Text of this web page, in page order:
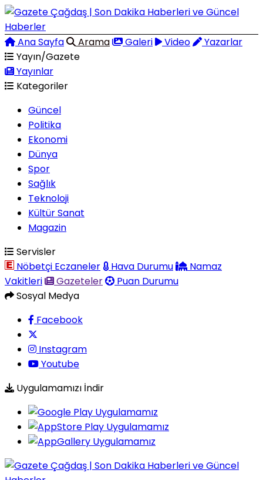
Ana Sayfa Arama Galeri Video
Yazarlar
Yayın/Gazete
Yayınlar
Kategoriler
Güncel
Politika
Ekonomi
Dünya
Spor
Sağlık
Teknoloji
Kültür Sanat
Magazin
Servisler
Nöbetçi Eczaneler
Hava Durumu
Namaz
Vakitleri
Gazeteler
Puan Durumu
Sosyal Medya
Facebook
Instagram
Youtube
Uygulamamızı İndir